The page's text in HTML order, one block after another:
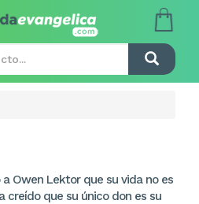
Owen Lektor que su vida no es
creído que su único don es su